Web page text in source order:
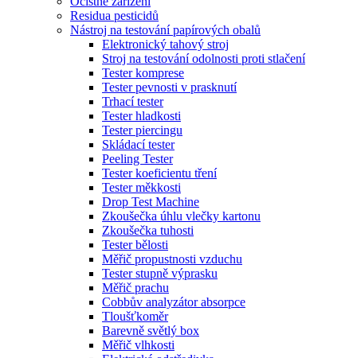
Residua pesticidů
Nástroj na testování papírových obalů
Elektronický tahový stroj
Stroj na testování odolnosti proti stlačení
Tester komprese
Tester pevnosti v prasknutí
Trhací tester
Tester hladkosti
Tester piercingu
Skládací tester
Peeling Tester
Tester koeficientu tření
Tester měkkosti
Drop Test Machine
Zkoušečka úhlu vlečky kartonu
Zkoušečka tuhosti
Tester bělosti
Měřič propustnosti vzduchu
Tester stupně výprasku
Měřič prachu
Cobbův analyzátor absorpce
Tloušťkoměr
Barevně světlý box
Měřič vlhkosti